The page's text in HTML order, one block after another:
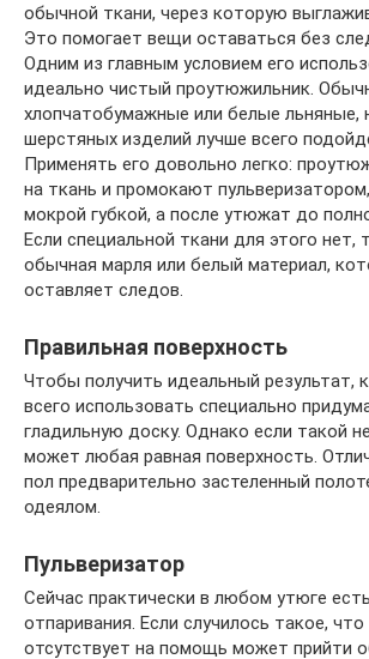
обычной ткани, через которую
Это помогает вещи оставаться без
Одним из главным условием его
идеально чистый проутюжильник.
хлопчатобумажные или белые льняные,
шерстяных изделий лучше всего
Применять его довольно легко:
на ткань и промокают
мокрой губкой, а после утюжат до
Если специальной ткани для этого нет,
обычная марля или белый материал,
оставляет следов.
Правильная поверхность
Чтобы получить идеальный результат,
всего использовать специально
гладильную доску. Однако если такой
может любая равная поверхность.
пол предварительно застеленный
одеялом.
Пульверизатор
Сейчас практически в любом утюге
отпаривания. Если случилось такое,
отсутствует на помощь может прийти